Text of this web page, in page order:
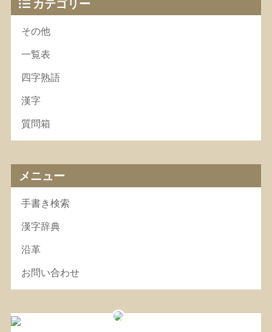
カテゴリー
その他
一覧表
四字熟語
漢字
質問箱
メニュー
手書き検索
漢字辞典
沿革
お問い合わせ